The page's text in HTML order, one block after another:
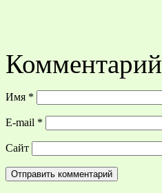
Комментарий
Имя *
E-mail *
Сайт